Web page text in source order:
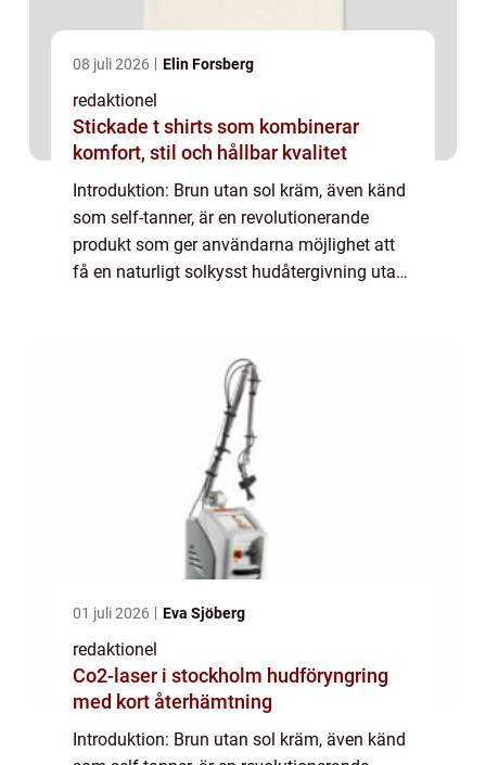
08 juli 2026 Elin Forsberg
redaktionel
Stickade t shirts som kombinerar
komfort, stil och hållbar kvalitet
Introduktion: Brun utan sol kräm, även känd
som self-tanner, är en revolutionerande
produkt som ger användarna möjlighet att
få en naturligt solkysst hudåtergivning utan
01 juli 2026 Eva Sjöberg
redaktionel
Co2-laser i stockholm hudföryngring
med kort återhämtning
Introduktion: Brun utan sol kräm, även känd